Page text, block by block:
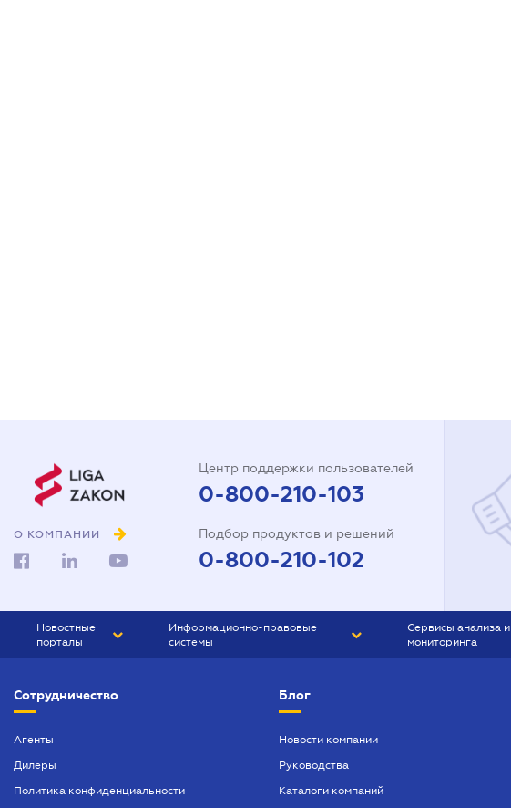
О КОМПАНИИ
Центр поддержки пользователей
0-800-210-103
Подбор продуктов и решений
0-800-210-102
Новостные
порталы
БИЗНЕС
Информационно-правовые
системы
БУХГАЛТЕР ПРОФ
ЮРИСТ ПРОФ
Сервисы анализа и
мониторинга
Сотрудничество
Агенты
Дилеры
Политика конфиденциальности
Блог
Новости компании
Руководства
Каталоги компаний